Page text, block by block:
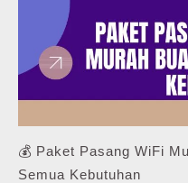
💰 Paket Pasang WiFi
Semua Kebutuhan